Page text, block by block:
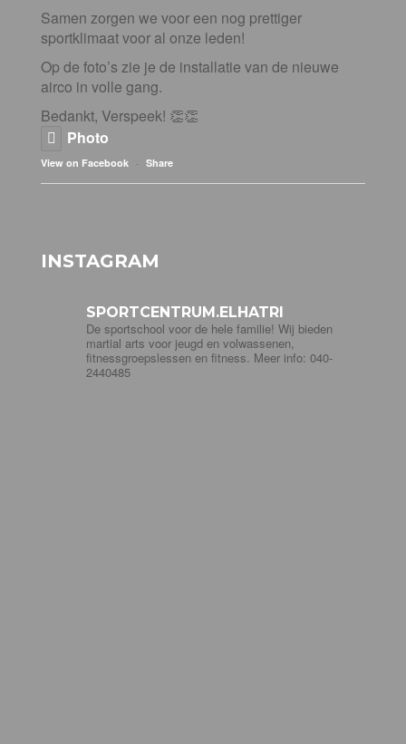
Samen zorgen we voor een nog prettiger
sportklimaat voor al onze leden!
Op de foto’s zie je de installatie van de nieuwe
airco in volle gang.
Bedankt, Verspeek! 👏👏
Photo
View on Facebook · Share
INSTAGRAM
SPORTCENTRUM.ELHATRI
De sportschool voor de hele familie! Wij bieden
martial arts voor jeugd en volwassenen,
fitnessgroepslessen en fitness. Meer info: 040-
2440485